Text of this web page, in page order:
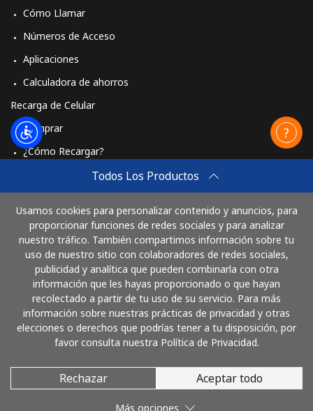
Todos Los Productos
Usamos cookies para personalizar contenido y anuncios, para
proporcionar funciones de redes sociales y para analizar
nuestro tráfico. También compartimos información sobre tu
uso de nuestro sitio con colaboradores de redes sociales,
publicidad y analítica que pueden combinarla con otra
información que les hayas proporcionado o que hayan
recolectado a partir de tu uso de su servicio. Para más
información sobre nuestras prácticas de privacidad y otras
elecciones o derechos que podrías tener a tu disposición, por
favor consulta nuestra Política de Privacidad.
Rechazar Aceptar todo
Más opciones
Cómo Llamar
Números de Acceso
Aplicaciones
Calculadora de ahorros
Recarga de Celular
Comprar
¿Cómo Recargar?
Comprar
Cómo funciona
Paga con
© 2026 LlamaColombia